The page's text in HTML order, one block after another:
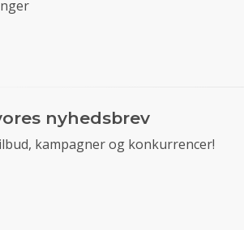
nyhedsbrev
kampagner og konkurrencer!